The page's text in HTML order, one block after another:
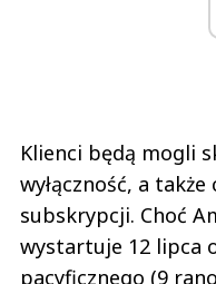
Klienci będą mogli
wyłączność, a
subskrypcji. Choć
wystartuje 12 lipca
pacyficznego (9